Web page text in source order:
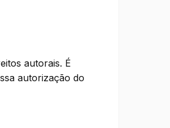
autorais. É
autorização do